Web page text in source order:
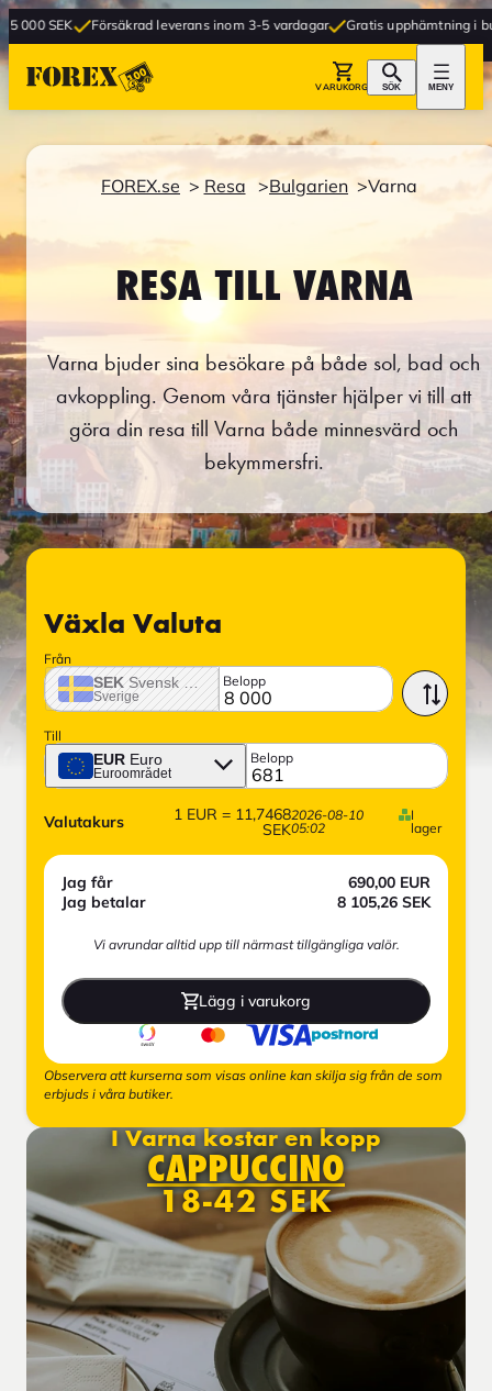
Försäkrad leverans inom 3-5 vardagar Gratis upphämtning i butik
VARUKORG SÖK MENY
FOREX.se Resa Bulgarien Varna
RESA TILL VARNA
Varna bjuder sina besökare på både sol, bad och
avkoppling. Genom våra tjänster hjälper vi till att
göra din resa till Varna både minnesvärd och
bekymmersfri.
Växla Valuta
Från
SEK Svensk krona
Sverige
Belopp
Till
EUR Euro
Euroområdet
Belopp
Valutakurs 1 EUR = 11,7468
SEK
2026-08-10
05:02
I
lager
Jag får 690,00 EUR
Jag betalar
8 105,26 SEK
Vi avrundar alltid upp till närmast tillgängliga valör.
Lägg i varukorg
Observera att kurserna som visas online kan skilja sig från de som
erbjuds i våra butiker.
I Varna kostar en kopp
CAPPUCCINO
18-42 SEK